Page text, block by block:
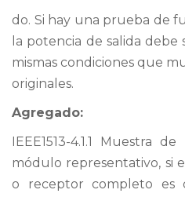
do. Si hay una prueba de
la potencia de salida debe
mismas condiciones que
originales.
Agregado:
IEEE1513-4.1.1 Muestra
módulo representativo, si
o receptor completo es